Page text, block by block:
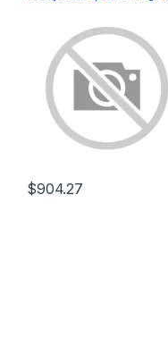
$904.27